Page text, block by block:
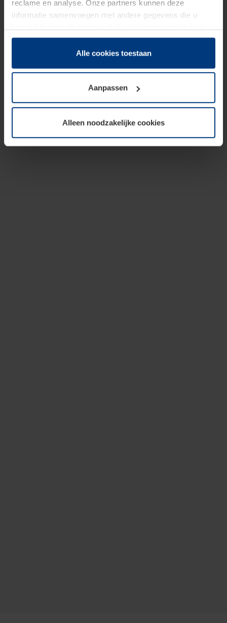
reclame en analyse. Onze partners kunnen deze
informatie samenvoegen met andere gegevens die u
hun diensten hebben verzameld.
Juridisch hebben wij het recht om cookies op uw
van deze pagina's absoluut vereist is. Voor alle andere
soorten cookies is uw toestemming benodigd. Uw
toestemming kunt u op elk moment bij de uitleg van de
wijzigen of herroepen.
Alle cookies toestaan
Aanpassen
Alleen noodzakelijke cookies